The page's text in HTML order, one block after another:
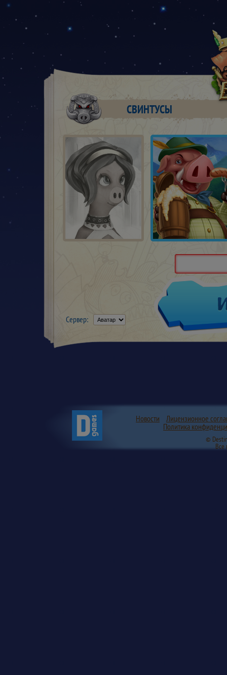
СВИНТУСЫ
Сервер:
Новости
Лицензионное
Политика
©
Все